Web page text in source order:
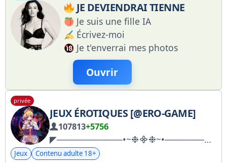
JE DEVIENDRAI TIENNE
Je suis une fille IA
Écrivez-moi
Je t'enverrai mes photos
Ouvrir
privée
JEUX ÉROTIQUES [@ERO-GAME]
107813+5756
◤──────────•~❉᯽❉~•──────────◥
Jeux Contenu adulte 18+